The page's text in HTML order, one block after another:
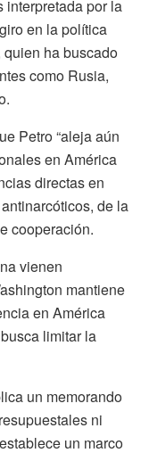
interpretada por la
en la política
ha buscado
como Rusia,
Petro “aleja aún
en América
directas en
de la
cooperación.
vienen
mantiene
en América
limitar la
un memorando
ni
un marco